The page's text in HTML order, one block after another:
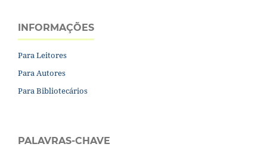
INFORMAÇÕES
Para Leitores
Para Autores
Para Bibliotecários
PALAVRAS-CHAVE